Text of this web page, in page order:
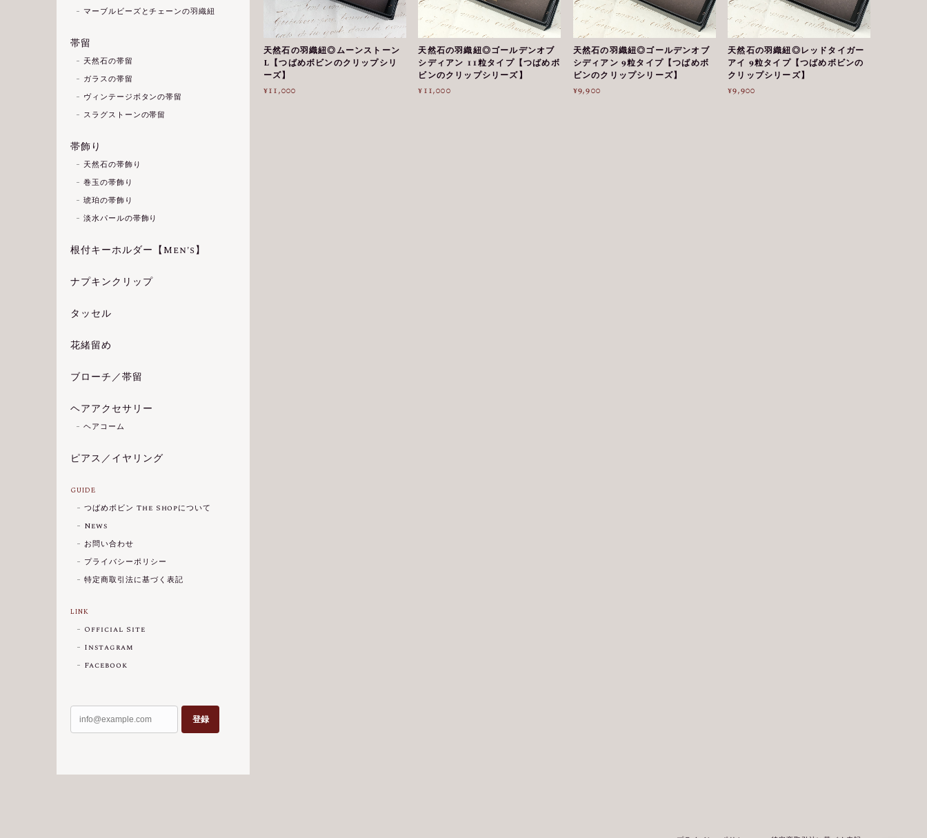
天然石の羽織紐◎ムーンストーン
L【つばめボビンのクリップシリ
ーズ】
¥11,000
天然石の羽織紐◎ゴールデンオブ
シディアン 11粒タイプ【つばめボ
ビンのクリップシリーズ】
¥11,000
天然石の羽織紐◎ゴールデンオブ
シディアン 9粒タイプ【つばめボ
ビンのクリップシリーズ】
¥9,900
天然石の羽織紐◎レッドタイガー
アイ 9粒タイプ【つばめボビンの
クリップシリーズ】
¥9,900
マーブルビーズとチェーンの羽織紐
帯留
天然石の帯留
ガラスの帯留
ヴィンテージボタンの帯留
スラグストーンの帯留
帯飾り
天然石の帯飾り
巻玉の帯飾り
琥珀の帯飾り
淡水パールの帯飾り
根付キーホルダー【Men's】
ナプキンクリップ
タッセル
花緒留め
ブローチ／帯留
ヘアアクセサリー
ヘアコーム
ピアス／イヤリング
GUIDE
つばめボビン The Shopについて
News
お問い合わせ
プライバシーポリシー
特定商取引法に基づく表記
LINK
Official Site
Instagram
Facebook
登録